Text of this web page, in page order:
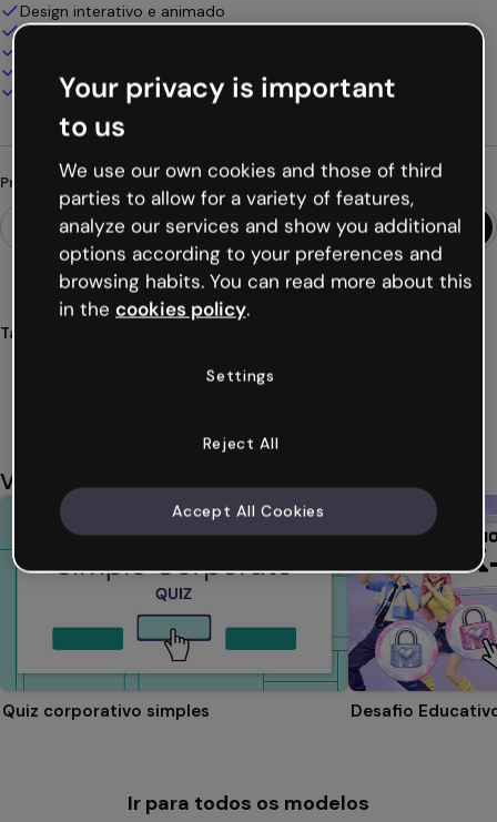
Design interativo e animado
100% personalizável
Baixe em PDF, MP4 e outros formatos
Procurando algo diferente?
Tags
Você também pode gostar
Quiz corporativo simples Desafio
Ir para todos os modelos
Your privacy is important
to us
We use our own cookies and those of third
parties to allow for a variety of features,
analyze our services and show you additional
options according to your preferences and
browsing habits. You can read more about this
in the cookies policy.
Settings
Reject All
Accept All Cookies